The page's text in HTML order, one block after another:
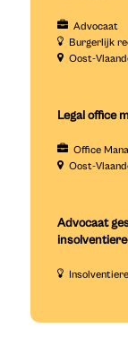
Advocaat
Burgerlijk
Oost-
Legal office
Office
Oost-
Advocaat